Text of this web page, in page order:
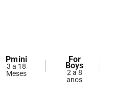
Pmini
3 a 18
Meses
For
Boys
2 a 8
anos